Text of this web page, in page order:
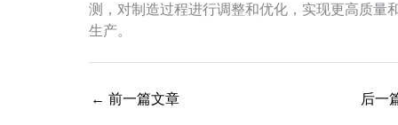
测，对制造过程进行调整和优化，实现更高质量
生产。
← 前一篇文章 后一